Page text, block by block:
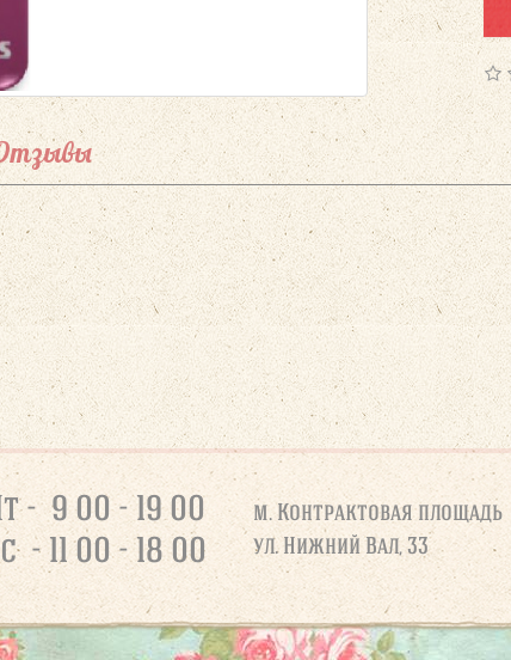
- 9 00 - 19 00
- 11 00 - 18 00
м. Контрактовая площадь
ул. Нижний Вал, 33